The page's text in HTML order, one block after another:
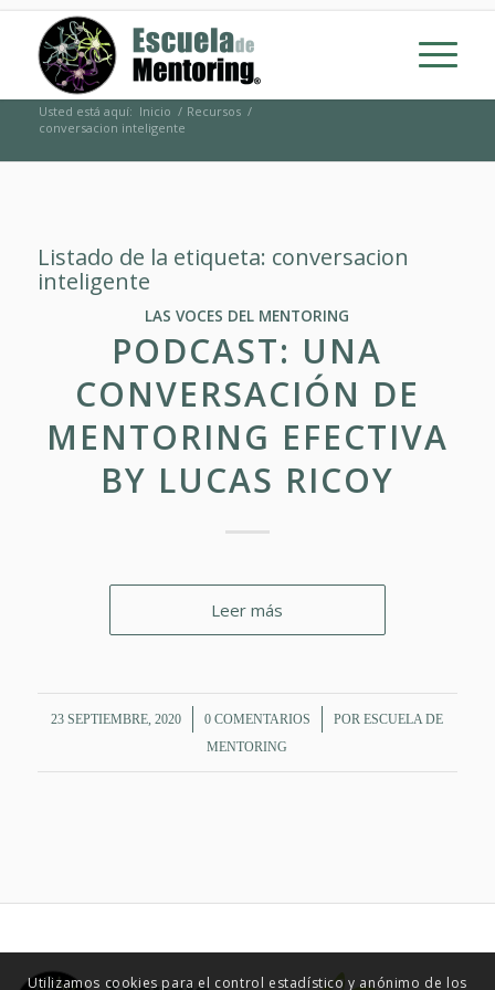
Usted está aquí: Inicio / Recursos /
conversacion inteligente
Listado de la etiqueta: conversacion
inteligente
LAS VOCES DEL MENTORING
PODCAST: UNA
CONVERSACIÓN DE
MENTORING EFECTIVA
BY LUCAS RICOY
Leer más
23 SEPTIEMBRE, 2020
/ 0 COMENTARIOS
/ PORESCUELA DE
MENTORING
Utilizamos cookies para el control estadístico y anónimo de los